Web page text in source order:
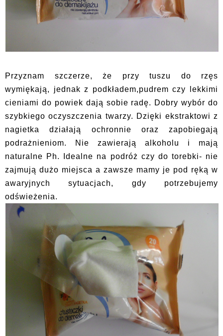
Przyznam szczerze, że przy tuszu do rzęs
wymiękają, jednak z podkładem,pudrem czy lekkimi
cieniami do powiek dają sobie radę. Dobry wybór do
szybkiego oczyszczenia twarzy. Dzięki ekstraktowi z
nagietka działają ochronnie oraz zapobiegają
podrażnieniom. Nie zawierają alkoholu i mają
naturalne Ph. Idealne na podróż czy do torebki- nie
zajmują dużo miejsca a zawsze mamy je pod ręką w
awaryjnych sytuacjach, gdy potrzebujemy
odświeżenia.